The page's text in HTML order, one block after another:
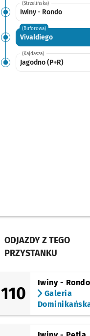
(Strzelińska)
Iwiny - Rondo
(Buforowa)
Vivaldiego
(Kajdasza)
Jagodno (P+R)
ODJAZDY Z TEGO
PRZYSTANKU
110
Iwiny - Rondo
Galeria